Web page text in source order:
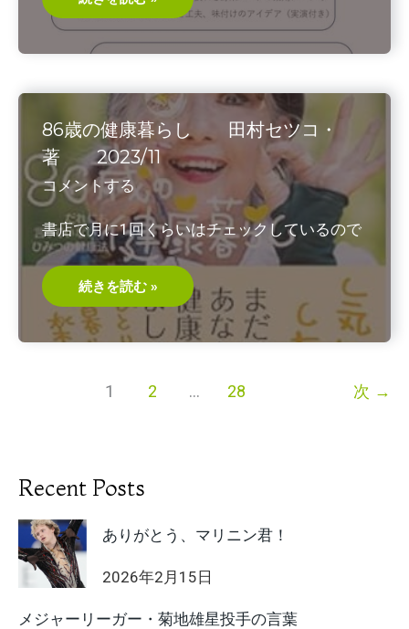
プ
会
お
知
せ
86歳の健康暮らし 田村セツコ・
著 2023/11
コメントする
書店で月に1回くらいはチェックしているので
86
の
健
康
し
2023/11
続きを読む »
1 2 … 28 次 →
Recent Posts
ありがとう、マリニン君！
2026年2月15日
メジャーリーガー・菊地雄星投手の言葉